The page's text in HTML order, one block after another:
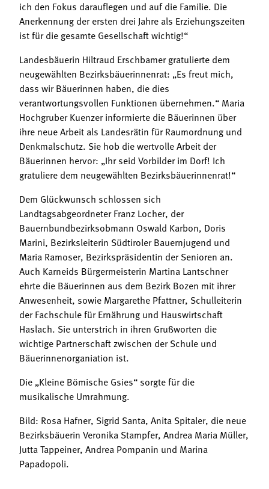
ich den Fokus darauflegen und auf die Familie. Die
Anerkennung der ersten drei Jahre als Erziehungszeiten
ist für die gesamte Gesellschaft wichtig!“
Landesbäuerin Hiltraud Erschbamer gratulierte dem
neugewählten Bezirksbäuerinnenrat: „Es freut mich,
dass wir Bäuerinnen haben, die dies
verantwortungsvollen Funktionen übernehmen.“ Maria
Hochgruber Kuenzer informierte die Bäuerinnen über
ihre neue Arbeit als Landesrätin für Raumordnung und
Denkmalschutz. Sie hob die wertvolle Arbeit der
Bäuerinnen hervor: „Ihr seid Vorbilder im Dorf! Ich
gratuliere dem neugewählten Bezirksbäuerinnenrat!“
Dem Glückwunsch schlossen sich
Landtagsabgeordneter Franz Locher, der
Bauernbundbezirksobmann Oswald Karbon, Doris
Marini, Bezirksleiterin Südtiroler Bauernjugend und
Maria Ramoser, Bezirkspräsidentin der Senioren an.
Auch Karneids Bürgermeisterin Martina Lantschner
ehrte die Bäuerinnen aus dem Bezirk Bozen mit ihrer
Anwesenheit, sowie Margarethe Pfattner, Schulleiterin
der Fachschule für Ernährung und Hauswirtschaft
Haslach. Sie unterstrich in ihren Grußworten die
wichtige Partnerschaft zwischen der Schule und
Bäuerinnenorganiation ist.
Die „Kleine Bömische Gsies“ sorgte für die
musikalische Umrahmung.
Bild: Rosa Hafner, Sigrid Santa, Anita Spitaler, die neue
Bezirksbäuerin Veronika Stampfer, Andrea Maria Müller,
Jutta Tappeiner, Andrea Pompanin und Marina
Papadopoli.